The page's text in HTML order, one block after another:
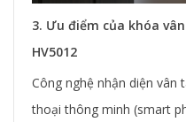
3. Ưu điểm của khóa
HV5012
Công nghệ nhận diện vân
thoại thông minh (smart